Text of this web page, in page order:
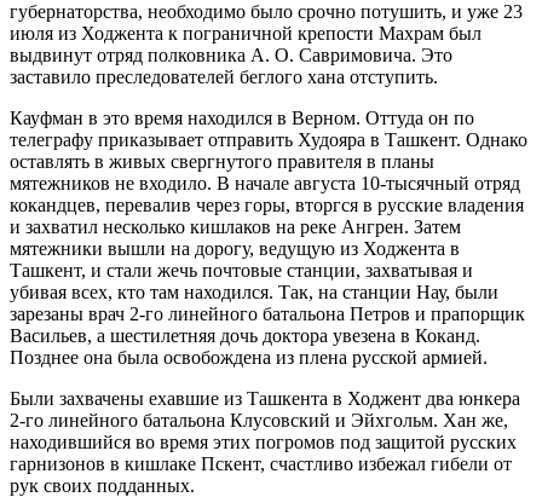
губернаторства, необходимо было срочно потушить, и уже 23
июля из Ходжента к пограничной крепости Махрам был
выдвинут отряд полковника А. О. Савримовича. Это
заставило преследователей беглого хана отступить.
Кауфман в это время находился в Верном. Оттуда он по
телеграфу приказывает отправить Худояра в Ташкент. Однако
оставлять в живых свергнутого правителя в планы
мятежников не входило. В начале августа 10-тысячный отряд
кокандцев, перевалив через горы, вторгся в русские владения
и захватил несколько кишлаков на реке Ангрен. Затем
мятежники вышли на дорогу, ведущую из Ходжента в
Ташкент, и стали жечь почтовые станции, захватывая и
убивая всех, кто там находился. Так, на станции Нау, были
зарезаны врач 2-го линейного батальона Петров и прапорщик
Васильев, а шестилетняя дочь доктора увезена в Коканд.
Позднее она была освобождена из плена русской армией.
Были захвачены ехавшие из Ташкента в Ходжент два юнкера
2-го линейного батальона Клусовский и Эйхгольм. Хан же,
находившийся во время этих погромов под защитой русских
гарнизонов в кишлаке Пскент, счастливо избежал гибели от
рук своих подданных.